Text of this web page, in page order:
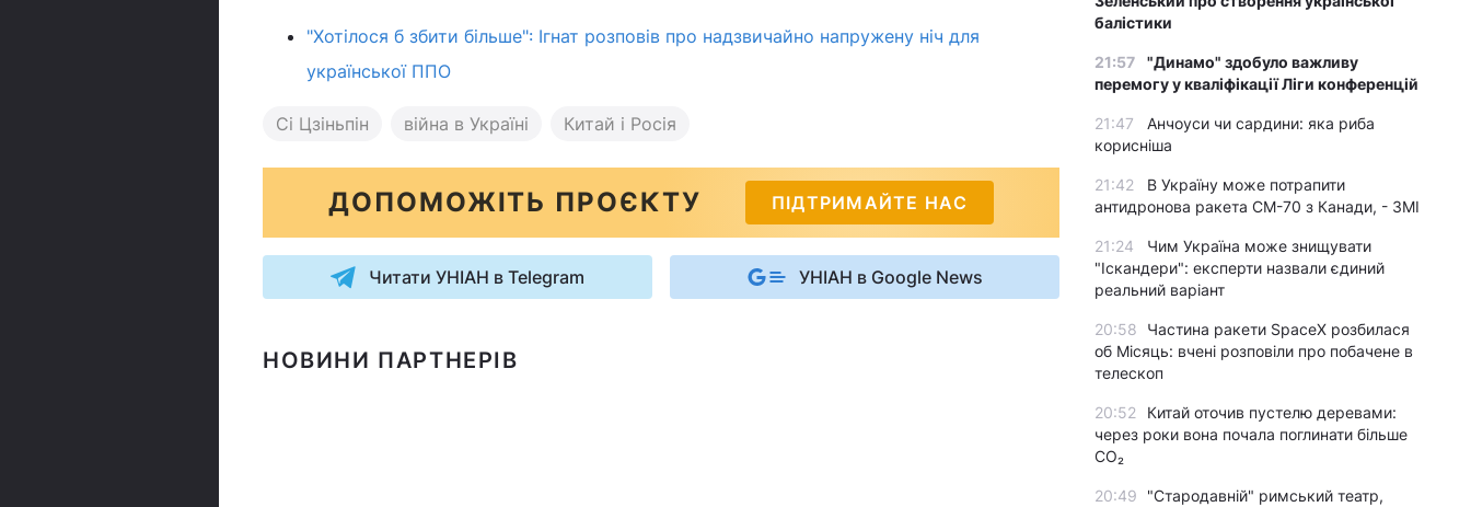
"Хотілося б збити більше": Ігнат розповів про надзвичайно напружену ніч для
української ППО
Сі Цзіньпін війна в Україні Китай і Росія
ДОПОМОЖІТЬ ПРОЄКТУ ПІДТРИМАЙТЕ НАС
Читати УНІАН в Telegram УНІАН в Google News
НОВИНИ ПАРТНЕРІВ
балістики
21:57
"Динамо" здобуло важливу
перемогу у кваліфікації Ліги конференцій
21:47
Анчоуси чи сардини: яка риба
корисніша
21:42
В Україну може потрапити
антидронова ракета CM-70 з Канади, - ЗМІ
21:24
Чим Україна може знищувати
"Іскандери": експерти назвали єдиний
реальний варіант
20:58
Частина ракети SpaceX розбилася
об Місяць: вчені розповіли про побачене в
телескоп
20:52
Китай оточив пустелю деревами:
через роки вона почала поглинати більше
CO₂
20:49
"Стародавній" римський театр,